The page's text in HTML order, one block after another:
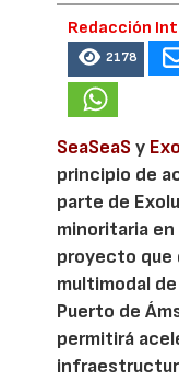
Redacción
2178
SeaSeaSy
principio de
parte de
minoritaria en
proyecto que
multimodal
Puerto de
permitirá